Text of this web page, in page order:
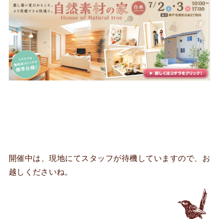
開催中は、現地にてスタッフが待機していますので、お
越しくださいね。